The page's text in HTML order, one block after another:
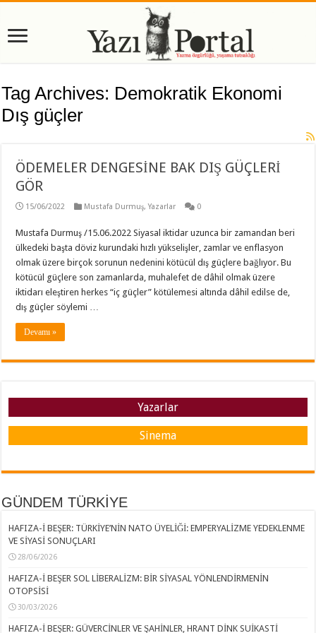
Tag Archives: Demokratik Ekonomi
Dış güçler
ÖDEMELER DENGESİNE BAK DIŞ GÜÇLERİ
GÖR
15/06/2022 Mustafa Durmuş,Yazarlar 0
Mustafa Durmuş /15.06.2022 Siyasal iktidar uzunca bir zamandan beri
ülkedeki başta döviz kurundaki hızlı yükselişler, zamlar ve enflasyon
olmak üzere birçok sorunun nedenini kötücül dış güçlere bağlıyor. Bu
kötücül güçlere son zamanlarda, muhalefet de dâhil olmak üzere
iktidarı eleştiren herkes “iç güçler” kötülemesi altında dâhil edilse de,
dış güçler söylemi …
Devamı »
Yazarlar
Sinema
GÜNDEM TÜRKİYE
HAFIZA-İ BEŞER: TÜRKİYE’NİN NATO ÜYELİĞİ: EMPERYALİZME YEDEKLENME
VE SİYASİ SONUÇLARI
28/06/2026
HAFIZA-İ BEŞER SOL LİBERALİZM: BİR SİYASAL YÖNLENDİRMENİN
OTOPSİSİ
30/03/2026
HAFIZA-İ BEŞER: GÜVERCİNLER VE ŞAHİNLER, HRANT DİNK SUİKASTİ